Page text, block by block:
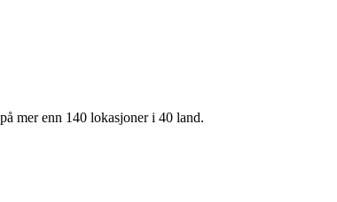
mer enn 140 lokasjoner i 40 land.